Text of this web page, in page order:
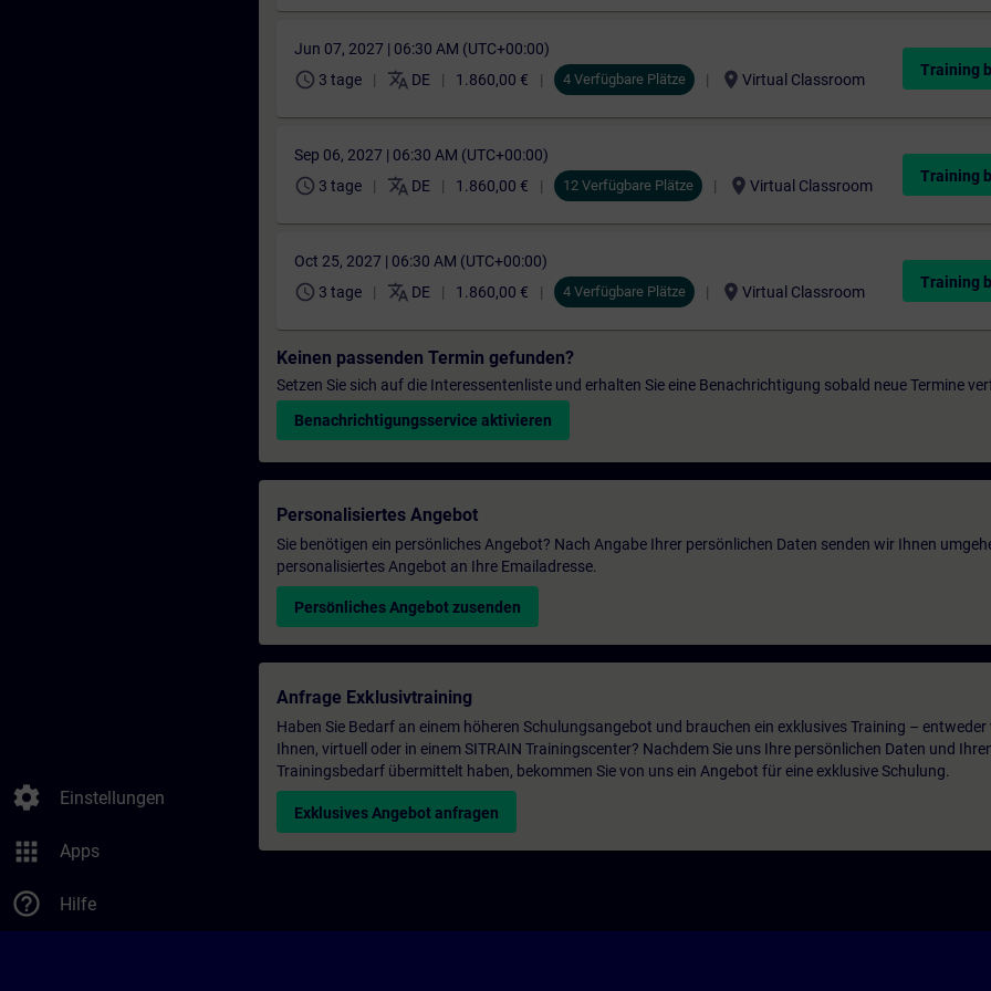
settings Einstellungen
apps Apps
help_outline Hilfe
Jun 07, 2027 | 06:30 AM (UTC+00:00)
schedule 3 tage translate DE 1.860,00 € 4 Verfügbare Plätze location_on Virtual Classroom
Training
Sep 06, 2027 | 06:30 AM (UTC+00:00)
schedule 3 tage translate DE 1.860,00 € 12 Verfügbare Plätze location_on Virtual Classroom
Training
Oct 25, 2027 | 06:30 AM (UTC+00:00)
schedule 3 tage translate DE 1.860,00 € 4 Verfügbare Plätze location_on Virtual Classroom
Training
Keinen passenden Termin gefunden?
Setzen Sie sich auf die Interessentenliste und erhalten Sie eine Benachrichtigung sobald neue Termine
Benachrichtigungsservice aktivieren
Personalisiertes Angebot
Sie benötigen ein persönliches Angebot? Nach Angabe Ihrer persönlichen Daten senden wir Ihnen
personalisiertes Angebot an Ihre Emailadresse.
Persönliches Angebot zusenden
Anfrage Exklusivtraining
Haben Sie Bedarf an einem höheren Schulungsangebot und brauchen ein exklusives Training – entweder
Ihnen, virtuell oder in einem SITRAIN Trainingscenter? Nachdem Sie uns Ihre persönlichen Daten und
Trainingsbedarf übermittelt haben, bekommen Sie von uns ein Angebot für eine exklusive Schulung.
Exklusives Angebot anfragen